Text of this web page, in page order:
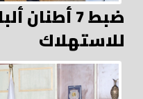
ضبط 7
للاستهلاك